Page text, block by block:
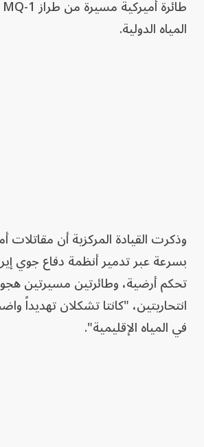
المياه الدولية.
وذكرت القيادة المركزية أن مقاتلات
بسرعة عبر تدمير أنظمة دفاع جوي
تحكم أرضية، وطائرتين مسيرتين
انتحاريتين، "كانتا تشكلان تهديداً
في المياه الإقليمية".